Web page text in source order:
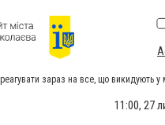
зараз на все, що викидують у
11:00, 27